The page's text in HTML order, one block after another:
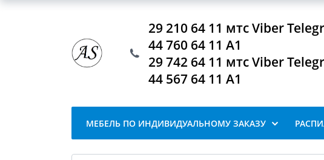
29 210 64 11 мтс Viber
44 760 64 11 А1
29 742 64 11 мтс Viber
44 567 64 11 А1
МЕБЕЛЬ ПО ИНДИВИДУАЛЬНОМУ ЗАКАЗУ